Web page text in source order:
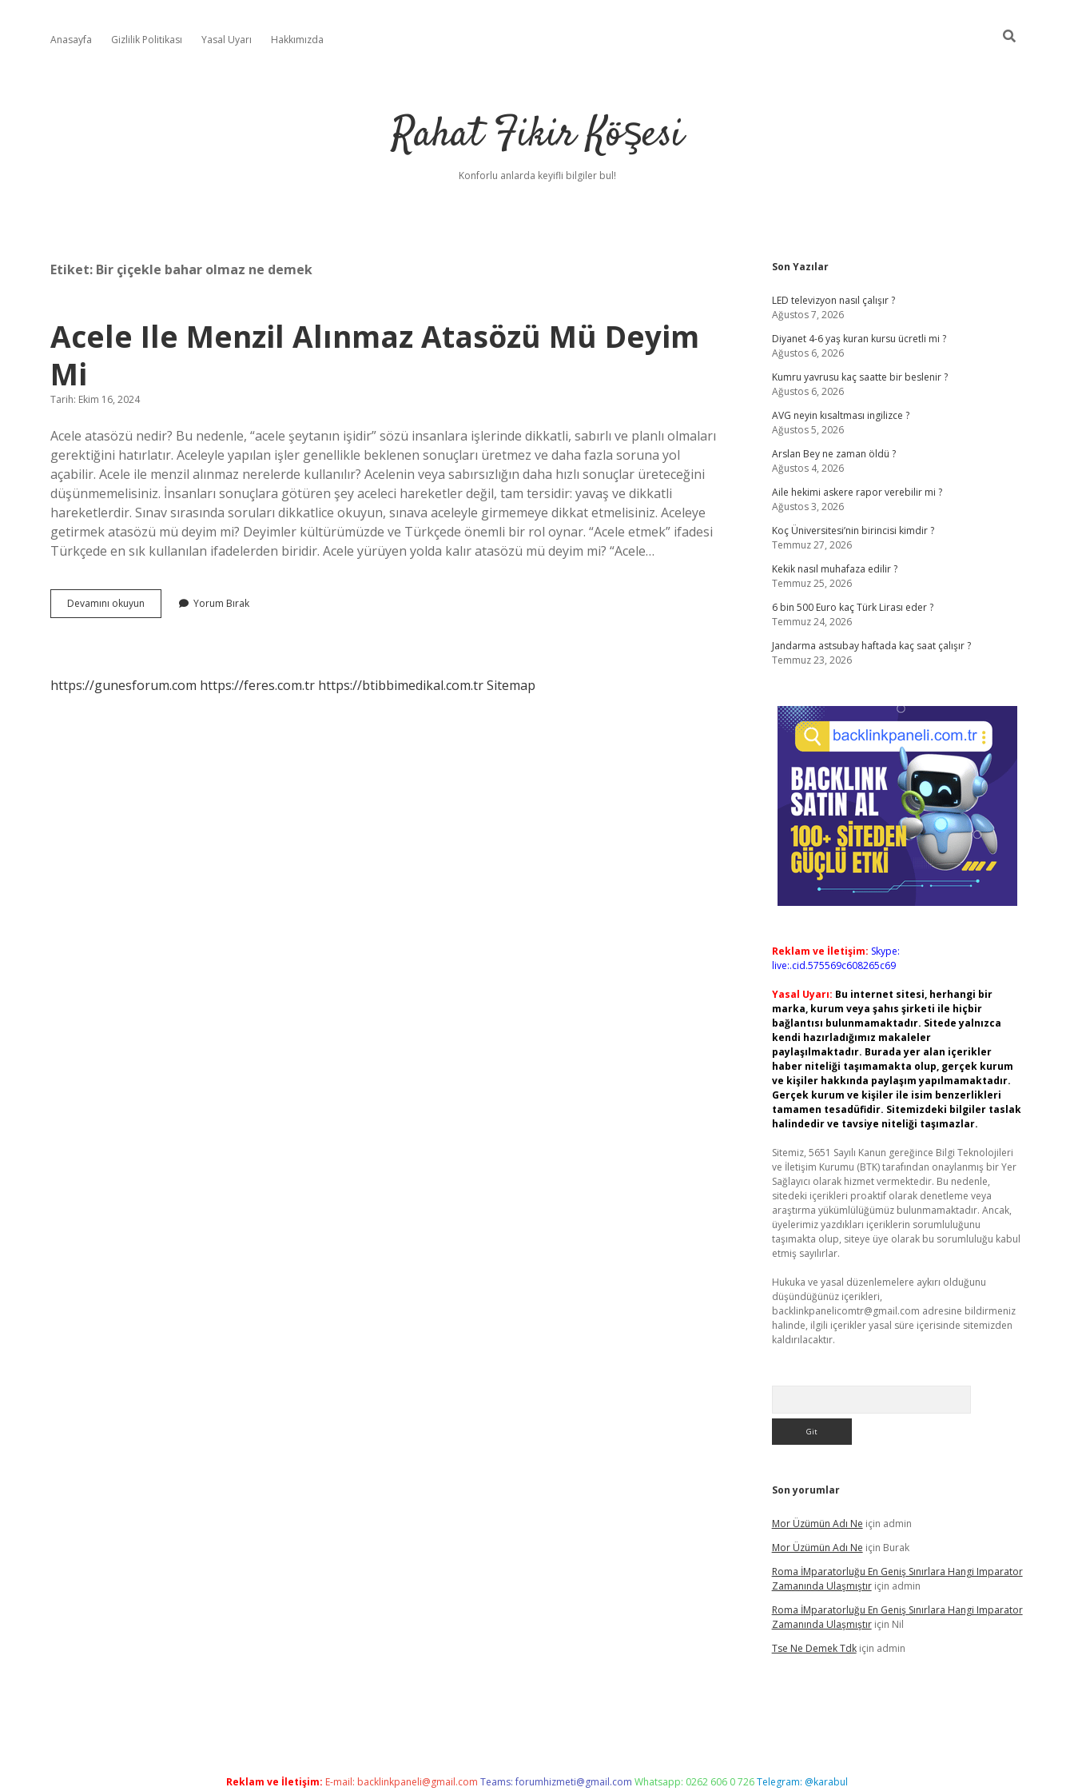
Anasayfa Gizlilik Politikası Yasal Uyarı Hakkımızda
Rahat Fikir Köşesi
Konforlu anlarda keyifli bilgiler bul!
Etiket: Bir çiçekle bahar olmaz ne demek
Acele Ile Menzil Alınmaz Atasözü Mü Deyim
Mi
Tarih: Ekim 16, 2024
Acele atasözü nedir? Bu nedenle, “acele şeytanın işidir” sözü insanlara işlerinde dikkatli, sabırlı ve planlı olmaları
gerektiğini hatırlatır. Aceleyle yapılan işler genellikle beklenen sonuçları üretmez ve daha fazla soruna yol
açabilir. Acele ile menzil alınmaz nerelerde kullanılır? Acelenin veya sabırsızlığın daha hızlı sonuçlar üreteceğini
düşünmemelisiniz. İnsanları sonuçlara götüren şey aceleci hareketler değil, tam tersidir: yavaş ve dikkatli
hareketlerdir. Sınav sırasında soruları dikkatlice okuyun, sınava aceleyle girmemeye dikkat etmelisiniz. Aceleye
getirmek atasözü mü deyim mi? Deyimler kültürümüzde ve Türkçede önemli bir rol oynar. “Acele etmek” ifadesi
Türkçede en sık kullanılan ifadelerden biridir. Acele yürüyen yolda kalır atasözü mü deyim mi? “Acele…
Devamını okuyun
Ile
Deyim
Yorum Bırak
https://gunesforum.com https://feres.com.tr https://btibbimedikal.com.trSitemap
Sidebar
Son Yazılar
LED televizyon nasıl çalışır ?
Ağustos 7, 2026
Diyanet 4-6 yaş kuran kursu ücretli mi ?
Ağustos 6, 2026
Kumru yavrusu kaç saatte bir beslenir ?
Ağustos 6, 2026
AVG neyin kısaltması ingilizce ?
Ağustos 5, 2026
Arslan Bey ne zaman öldü ?
Ağustos 4, 2026
Aile hekimi askere rapor verebilir mi ?
Ağustos 3, 2026
Koç Üniversitesi’nin birincisi kimdir ?
Temmuz 27, 2026
Kekik nasıl muhafaza edilir ?
Temmuz 25, 2026
6 bin 500 Euro kaç Türk Lirası eder ?
Temmuz 24, 2026
Jandarma astsubay haftada kaç saat çalışır ?
Temmuz 23, 2026
Reklam ve İletişim: Skype:
live:.cid.575569c608265c69
Yasal Uyarı: Bu internet sitesi, herhangi bir
marka, kurum veya şahıs şirketi ile hiçbir
bağlantısı bulunmamaktadır. Sitede yalnızca
kendi hazırladığımız makaleler
paylaşılmaktadır. Burada yer alan içerikler
haber niteliği taşımamakta olup, gerçek kurum
ve kişiler hakkında paylaşım yapılmamaktadır.
Gerçek kurum ve kişiler ile isim benzerlikleri
tamamen tesadüfidir. Sitemizdeki bilgiler taslak
halindedir ve tavsiye niteliği taşımazlar.
Sitemiz, 5651 Sayılı Kanun gereğince Bilgi Teknolojileri
ve İletişim Kurumu (BTK) tarafından onaylanmış bir Yer
Sağlayıcı olarak hizmet vermektedir. Bu nedenle,
sitedeki içerikleri proaktif olarak denetleme veya
araştırma yükümlülüğümüz bulunmamaktadır. Ancak,
üyelerimiz yazdıkları içeriklerin sorumluluğunu
taşımakta olup, siteye üye olarak bu sorumluluğu kabul
etmiş sayılırlar.
Hukuka ve yasal düzenlemelere aykırı olduğunu
düşündüğünüz içerikleri,
backlinkpanelicomtr@gmail.com adresine bildirmeniz
halinde, ilgili içerikler yasal süre içerisinde sitemizden
kaldırılacaktır.
Son yorumlar
Mor Üzümün Adı Ne için admin
Mor Üzümün Adı Ne için Burak
Roma İMparatorluğu En Geniş Sınırlara Hangi Imparator
Zamanında Ulaşmıştıriçin admin
Roma İMparatorluğu En Geniş Sınırlara Hangi Imparator
Zamanında Ulaşmıştıriçin Nil
Tse Ne Demek Tdkiçin admin
ilbet yeni giriş
Reklam ve İletişim: E-mail: backlinkpaneli@gmail.com Teams:forumhizmeti@gmail.com Whatsapp: 0262 606 0 726Telegram: @karabul